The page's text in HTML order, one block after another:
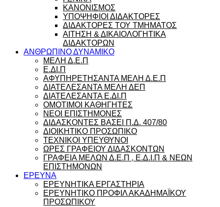
ΚΑΝΟΝΙΣΜΟΣ
ΥΠΟΨΗΦΙΟΙ ΔΙΔΑΚΤΟΡΕΣ
ΔΙΔΑΚΤΟΡΕΣ ΤΟΥ ΤΜΗΜΑΤΟΣ
ΑΙΤΗΣΗ & ΔΙΚΑΙΟΛΟΓΗΤΙΚΑ
ΔΙΔΑΚΤΟΡΩΝ
ΑΝΘΡΩΠΙΝΟ ΔΥΝΑΜΙΚΟ
ΜΕΛΗ Δ.Ε.Π
Ε.ΔΙ.Π
ΑΦΥΠΗΡΕΤΗΣΑΝΤΑ ΜΕΛΗ Δ.Ε.Π
ΔΙΑΤΕΛΕΣΑΝΤΑ ΜΕΛΗ ΔΕΠ
ΔΙΑΤΕΛΕΣΑΝΤΑ Ε.ΔΙ.Π
ΟΜΟΤΙΜΟΙ ΚΑΘΗΓΗΤΕΣ
ΝΕΟΙ ΕΠΙΣΤΗΜΟΝΕΣ
ΔΙΔΑΣΚΟΝΤΕΣ ΒΑΣΕΙ Π.Δ. 407/80
ΔΙΟΙΚΗΤΙΚΟ ΠΡΟΣΩΠΙΚΟ
ΤΕΧΝΙΚΟΙ ΥΠΕΥΘΥΝΟΙ
ΩΡΕΣ ΓΡΑΦΕΙΟΥ ΔΙΔΑΣΚΟΝΤΩΝ
ΓΡΑΦΕΙΑ ΜΕΛΩΝ Δ.Ε.Π , Ε.Δ.Ι.Π & ΝΕΩΝ
ΕΠΙΣΤΗΜΟΝΩΝ
ΕΡΕΥΝΑ
ΕΡΕΥΝΗΤΙΚΑ ΕΡΓΑΣΤΗΡΙΑ
ΕΡΕΥΝΗΤΙΚΟ ΠΡΟΦΙΛ ΑΚΑΔΗΜΑΪΚΟΥ
ΠΡΟΣΩΠΙΚΟΥ